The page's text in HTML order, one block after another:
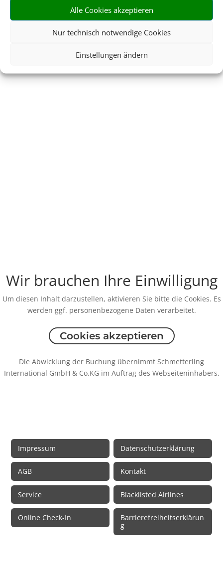
Alle Cookies akzeptieren
Nur technisch notwendige Cookies
Einstellungen ändern
Wir brauchen Ihre Einwilligung
Um diesen Inhalt darzustellen, aktivieren Sie bitte die Cookies. Es
werden ggf. personenbezogene Daten verarbeitet.
Cookies akzeptieren
Die Abwicklung der Buchung übernimmt Schmetterling
International GmbH & Co.KG im Auftrag des Webseiteninhabers.
Impressum Datenschutzerklärung
AGB Kontakt
Service Blacklisted Airlines
Online Check-In
Barrierefreiheitserklärun
g